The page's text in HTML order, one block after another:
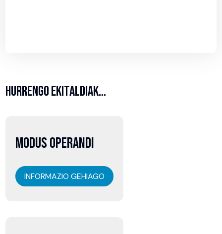
HURRENGO EKITALDIAK…
07
MODUS OPERANDI
INFORMAZIO GEHIAGO